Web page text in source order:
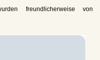
freundlicherweise von